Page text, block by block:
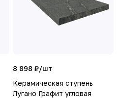
8 898 ₽/шт
Керамическая ступень
Лугано Графит угловая